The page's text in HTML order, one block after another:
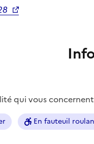
qui vous
En fauteuil